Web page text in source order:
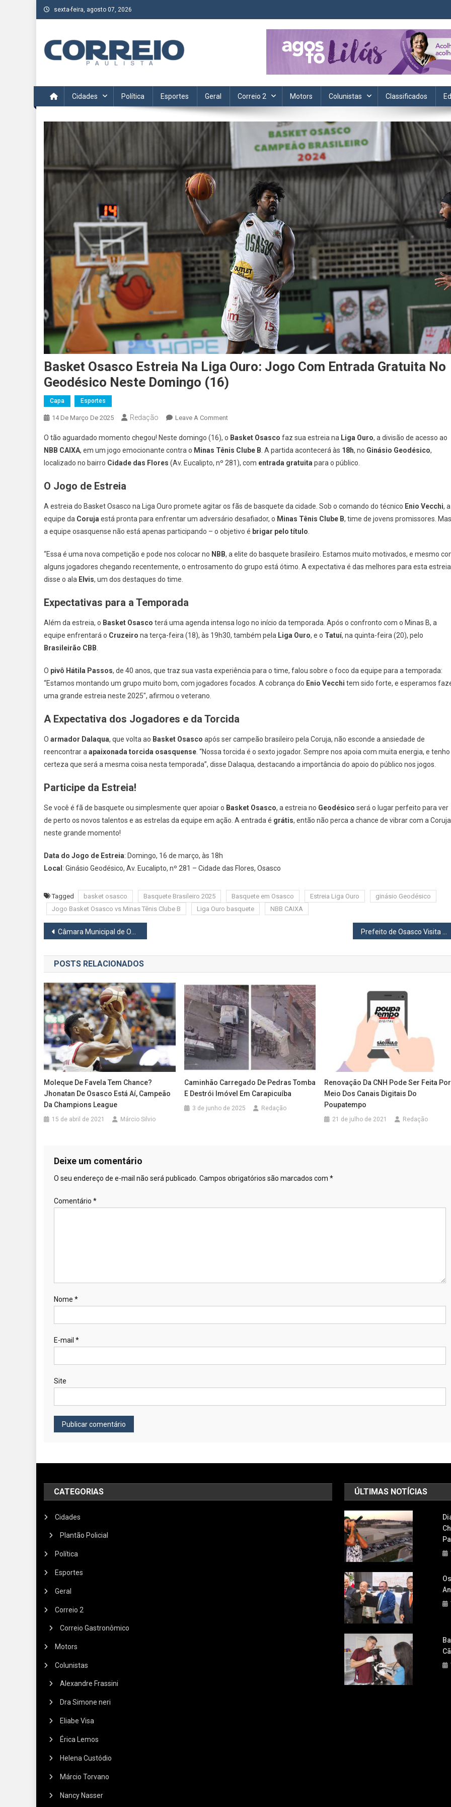
Skip
to
sexta-feira, agosto 07, 2026
Acompanhe as últimas notícias da região no Correio Paulista. Informação, política, saúde, economia, esportes e cotidiano.
Cidades Política Esportes Geral Correio 2 Motors Colunistas Classificados
Basket Osasco Estreia Na Liga Ouro: Jogo Com Entrada Gratuita No
Geodésico Neste Domingo (16)
Capa Esportes
14 De Março De 2025 Redação Leave A CommentOn
Osasco
Estreia
Na
Com
Entrada
Gratuita
Geodésico
Neste
O tão aguardado momento chegou! Neste domingo (16), o Basket Osasco faz sua estreia na Liga Ouro, a divisão de acesso ao
NBB CAIXA, em um jogo emocionante contra o Minas Tênis Clube B . A partida acontecerá às 18h, no Ginásio Geodésico,
localizado no bairro Cidade das Flores (Av. Eucalipto, nº 281), com entrada gratuita para o público.
O Jogo de Estreia
A estreia do Basket Osasco na Liga Ouro promete agitar os fãs de basquete da cidade. Sob o comando do técnico Enio Vecchi, a
equipe da Coruja está pronta para enfrentar um adversário desafiador, o Minas Tênis Clube B, time de jovens promissores. Mas
a equipe osasquense não está apenas participando – o objetivo é brigar pelo título
“Essa é uma nova competição e pode nos colocar no NBB, a elite do basquete brasileiro. Estamos muito motivados, e mesmo
alguns jogadores chegando recentemente, o entrosamento do grupo está ótimo. A expectativa é das melhores para esta
disse o ala Elvis, um dos destaques do time.
Expectativas para a Temporada
Além da estreia, o Basket Osasco terá uma agenda intensa logo no início da temporada. Após o confronto com o Minas B, a
equipe enfrentará o Cruzeiro na terça-feira (18), às 19h30, também pela Liga Ouro, e o Tatuí, na quinta-feira (20), pelo
Brasileirão CBB
O pivô Hátila Passos, de 40 anos, que traz sua vasta experiência para o time, falou sobre o foco da equipe para a temporada:
“Estamos montando um grupo muito bom, com jogadores focados. A cobrança do Enio Vecchi tem sido forte, e esperamos
uma grande estreia neste 2025″, afirmou o veterano.
A Expectativa dos Jogadores e da Torcida
O armador Dalaqua, que volta ao Basket Osasco após ser campeão brasileiro pela Coruja, não esconde a ansiedade de
reencontrar a apaixonada torcida osasquense . “Nossa torcida é o sexto jogador. Sempre nos apoia com muita energia, e tenho
certeza que será a mesma coisa nesta temporada”, disse Dalaqua, destacando a importância do apoio do público nos jogos.
Participe da Estreia!
Se você é fã de basquete ou simplesmente quer apoiar o Basket Osasco, a estreia no Geodésico será o lugar perfeito para ver
de perto os novos talentos e as estrelas da equipe em ação. A entrada é grátis, então não perca a chance de vibrar com a Coruja
neste grande momento!
Data do Jogo de Estreia: Domingo, 16 de março, às 18h
Local : Ginásio Geodésico, Av. Eucalipto, nº 281 – Cidade das Flores, Osasco
Tagged basket osasco Basquete Brasileiro 2025 Basquete em Osasco Estreia Liga Ouro
ginásio Geodésico
Jogo Basket Osasco vs Minas Tênis Clube B
Liga Ouro basquete NBB CAIXA
Navegação
de
Post
Câmara Municipal de Osasco Reconhece Entidades e Personalidades em Sessão Ordinária
POSTS RELACIONADOS
Moleque De Favela Tem Chance?
Jhonatan De Osasco Está Aí, Campeão
Da Champions League
15 de abril de 2021 Márcio Silvio
Caminhão Carregado De Pedras Tomba
E Destrói Imóvel Em Carapicuíba
3 de junho de 2025 Redação
Renovação Da CNH Pode Ser Feita Por
Meio Dos Canais Digitais Do
Poupatempo
21 de julho de 2021 Redação
Deixe um comentário
O seu endereço de e-mail não será publicado. Campos obrigatórios são marcados com *
Comentário *
Nome *
E-mail *
Site
CATEGORIAS
Cidades
Plantão Policial
Política
Esportes
Geral
Correio 2
Correio Gastronômico
Motors
Colunistas
Alexandre Frassini
Dra Simone neri
Eliabe Visa
Érica Lemos
Helena Custódio
Márcio Torvano
Nancy Nasser
ÚLTIMAS NOTÍCIAS